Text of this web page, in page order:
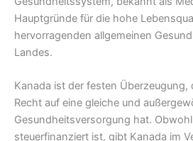
Hauptgründe für die hohe
hervorragenden allgemeinen
Landes.
Kanada ist der festen Überzeugung,
Recht auf eine gleiche und
Gesundheitsversorgung hat.
steuerfinanziert ist, gibt Kanada im